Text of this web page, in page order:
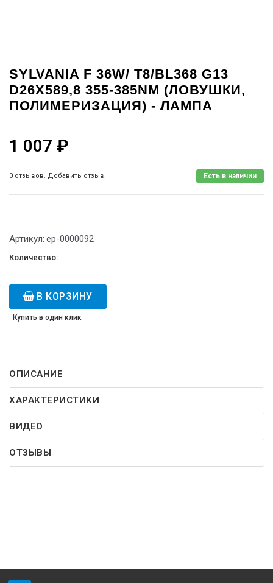
SYLVANIA F 36W/ T8/BL368 G13
D26X589,8 355-385NM (ЛОВУШКИ,
ПОЛИМЕРИЗАЦИЯ) - ЛАМПА
1 007 ₽
0 отзывов. Добавить отзыв. Есть в наличии
Артикул: ep-0000092
Количество:
В КОРЗИНУ
Купить в один клик
ОПИСАНИЕ
ХАРАКТЕРИСТИКИ
ВИДЕО
ОТЗЫВЫ